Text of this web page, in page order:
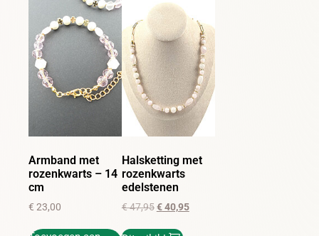
Armband met
rozenkwarts – 14
cm
€ 23,00
Halsketting met
rozenkwarts
edelstenen
€47,95 €40,95